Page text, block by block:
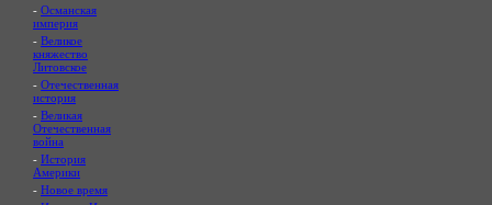
- Османская
империя
- Великое
княжество
Литовское
- Отечественная
история
- Великая
Отечественная
война
- История
Америки
- Новое время